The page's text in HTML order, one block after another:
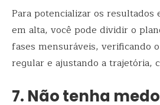
Para potencializar os
em alta, você pode dividir o
fases mensuráveis, verificando
regular e ajustando a trajetória,
7. Não tenha